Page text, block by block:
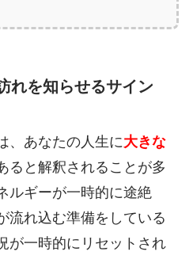
れを知らせるサイン
、あなたの人生に大きな
ると解釈されることが多
ルギーが一時的に途絶
流れ込む準備をしている
が一時的にリセットされ